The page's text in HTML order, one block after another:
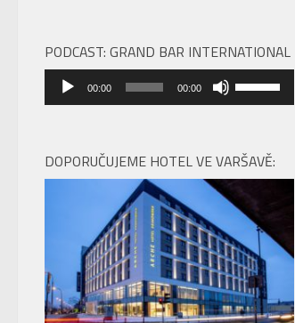
PODCAST: GRAND BAR INTERNATIONAL
Audio
přehrávač
00:00 00:00
Použitím
šipek
zvýšíte
nebo
snížíte
úroveň
hlasitosti.
DOPORUČUJEME HOTEL VE VARŠAVĚ: